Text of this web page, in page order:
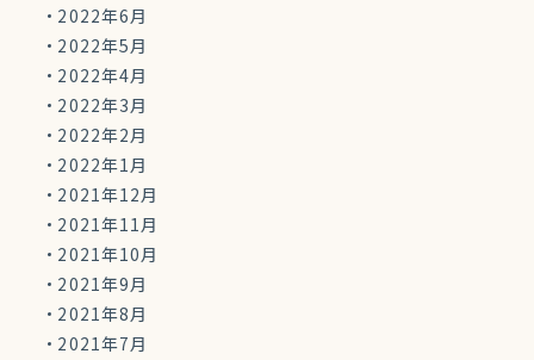
2022年6月
2022年5月
2022年4月
2022年3月
2022年2月
2022年1月
2021年12月
2021年11月
2021年10月
2021年9月
2021年8月
2021年7月